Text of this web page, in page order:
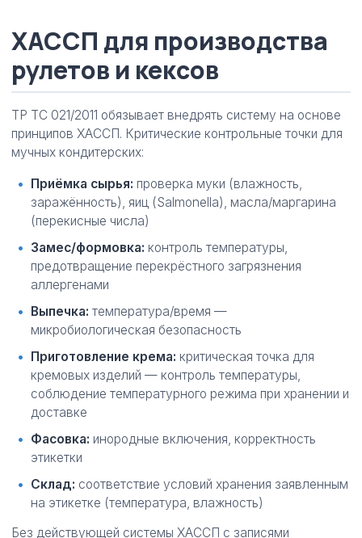
ХАССП для производства
рулетов и кексов
ТР ТС 021/2011 обязывает внедрять систему на основе
принципов ХАССП. Критические контрольные точки для
мучных кондитерских:
Приёмка сырья: проверка муки (влажность,
заражённость), яиц (Salmonella), масла/маргарина
(перекисные числа)
Замес/формовка: контроль температуры,
предотвращение перекрёстного загрязнения
аллергенами
Выпечка: температура/время —
микробиологическая безопасность
Приготовление крема: критическая точка для
кремовых изделий — контроль температуры,
соблюдение температурного режима при хранении и
доставке
Фасовка: инородные включения, корректность
этикетки
Склад: соответствие условий хранения заявленным
на этикетке (температура, влажность)
Без действующей системы ХАССП с записями